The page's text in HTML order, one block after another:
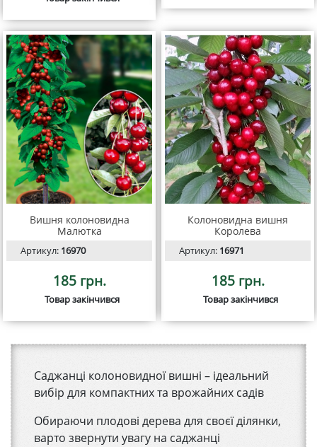
Саджанці колоновидної вишні – ідеальний
вибір для компактних та врожайних садів
Обираючи плодові дерева для своєї ділянки,
варто звернути увагу на саджанці
Вишня колоновидна
Малютка
Артикул: 16970
185 грн.
Товар закінчився
Колоновидна вишня
Королева
Артикул: 16971
185 грн.
Товар закінчився